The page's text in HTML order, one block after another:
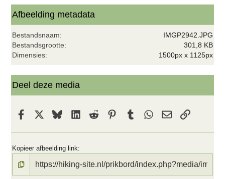
s
r
e
Afbeelding metadata
Bestandsnaam
IMGP2942.JPG
Bestandsgrootte
301,8 KB
Dimensies
1500px x 1125px
Deel deze media
Facebook BlueskyLinkedInReddit PinterestTumblr WhatsApp
E-mailkoppeling
Kopieer afbeelding link